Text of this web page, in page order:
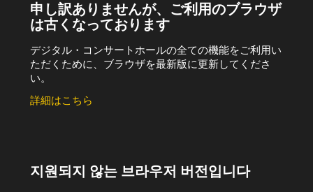
申し訳ありませんが、ご利用のブラウザ
は古くなっております
デジタル・コンサートホールの全ての機能をご利用い
ただくために、ブラウザを最新版に更新してくださ
い。
詳細はこちら
지원되지 않는 브라우저 버전입니다